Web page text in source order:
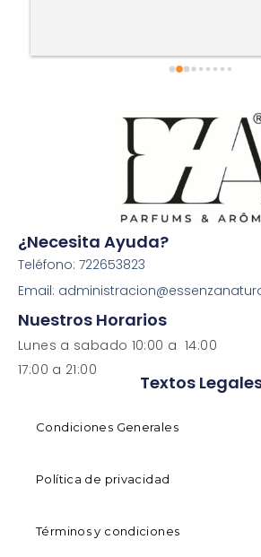
¿Necesita Ayuda?
Teléfono: 722653823
Email:
Nuestros Horarios
Lunes a sabado 10:00 a 14:00
17:00 a 21:00
Textos
Condiciones Generales
Política de privacidad
Términos y condiciones